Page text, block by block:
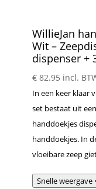
WillieJan
Wit –
dispenser +
€82.95 incl.
In een keer klaar
set bestaat uit
handdoekjes
handdoekjes. In
vloeibare zeep
Snelle weergave